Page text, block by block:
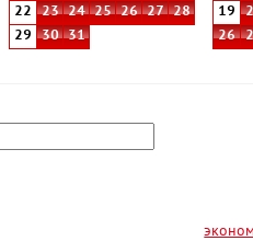
22
23 24 25 26 27
28
29
30 31
19
26